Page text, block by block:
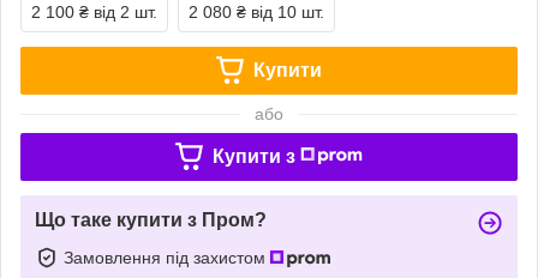
2 100 ₴ від 2 шт. 2 080 ₴ від 10 шт.
Купити
або
Купити з
Що таке купити з Пром?
Замовлення під захистом